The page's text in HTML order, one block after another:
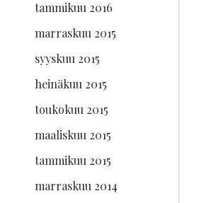
tammikuu 2016
marraskuu 2015
syyskuu 2015
heinäkuu 2015
toukokuu 2015
maaliskuu 2015
tammikuu 2015
marraskuu 2014